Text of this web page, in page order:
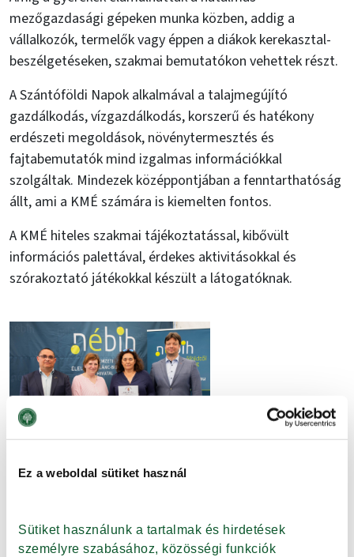
Ez a weboldal sütiket használ
Sütiket használunk a tartalmak és hirdetések
személyre szabásához, közösségi funkciók
mezőgazdasági gépeken munka közben, addig a
vállalkozók, termelők vagy éppen a diákok kerekasztal-
beszélgetéseken, szakmai bemutatókon vehettek részt.
A Szántóföldi Napok alkalmával a talajmegújító
gazdálkodás, vízgazdálkodás, korszerű és hatékony
erdészeti megoldások, növénytermesztés és
fajtabemutatók mind izgalmas információkkal
szolgáltak. Mindezek középpontjában a fenntarthatóság
állt, ami a KMÉ számára is kiemelten fontos.
A KMÉ hiteles szakmai tájékoztatással, kibővült
információs palettával, érdekes aktivitásokkal és
szórakoztató játékokkal készült a látogatóknak.